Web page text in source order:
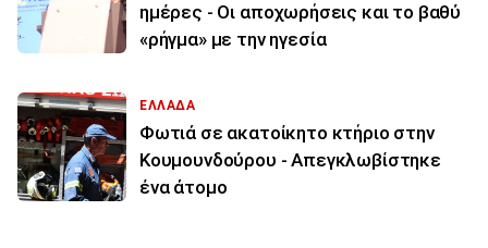
ημέρες - Οι αποχωρήσεις και το βαθύ
«ρήγμα» με την ηγεσία
ΕΛΛΑΔΑ
Φωτιά σε ακατοίκητο κτήριο στην
Κουμουνδούρου - Απεγκλωβίστηκε
ένα άτομο